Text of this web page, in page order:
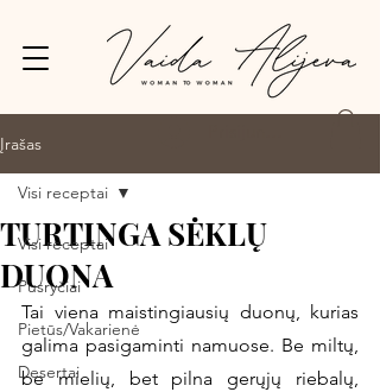
Įrašas
Visi receptai
Pusryčiai
Pietūs/Vakarienė
Desertai
Visi receptai
TURTINGA SĖKLŲ
DUONA
Tai viena maistingiausių duonų, kurias
galima pasigaminti namuose. Be miltų,
be mielių, bet pilna gerųjų riebalų,